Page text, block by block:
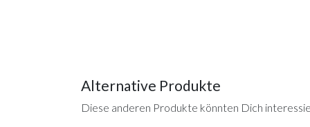
Alternative Produkte
Diese anderen Produkte könnten Dich